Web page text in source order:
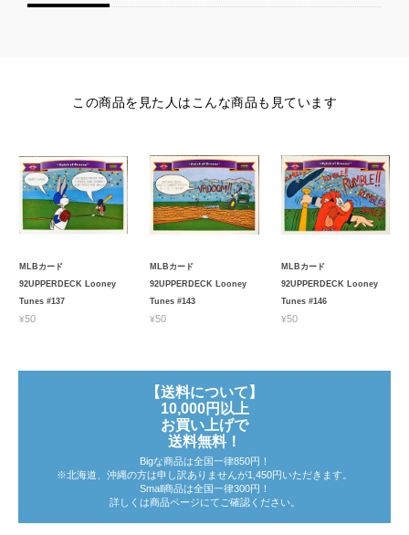
この商品を見た人はこんな商品も見ています
MLBカード
92UPPERDECK Looney
Tunes #137
¥50
MLBカード
92UPPERDECK Looney
Tunes #143
¥50
MLBカード
92UPPERDECK Looney
Tunes #146
¥50
【送料について】
10,000円以上
お買い上げで
送料無料！
Bigな商品は全国一律850円！
※北海道、沖縄の方は申し訳ありませんが1,450円いただきます。
Small商品は全国一律300円！
詳しくは商品ページにてご確認ください。